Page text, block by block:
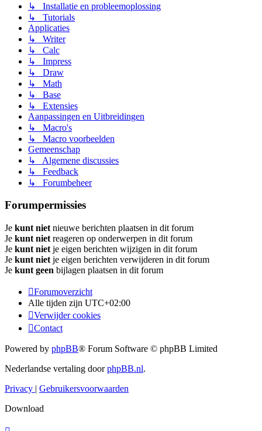
↳ Installatie en probleemoplossing
↳ Tutorials
Applicaties
↳ Writer
↳ Calc
↳ Impress
↳ Draw
↳ Math
↳ Base
↳ Extensies
Aanpassingen en Uitbreidingen
↳ Macro's
↳ Macro voorbeelden
Gemeenschap
↳ Algemene discussies
↳ Feedback
↳ Forumbeheer
Forumpermissies
Je kunt niet nieuwe berichten plaatsen in dit forum
Je kunt niet reageren op onderwerpen in dit forum
Je kunt niet je eigen berichten wijzigen in dit forum
Je kunt niet je eigen berichten verwijderen in dit forum
Je kunt geen bijlagen plaatsen in dit forum
Forumoverzicht
Alle tijden zijn UTC+02:00
Verwijder cookies
Contact
Powered by phpBB® Forum Software © phpBB Limited
Nederlandse vertaling doorphpBB.nl.
Privacy | Gebruikersvoorwaarden
Download